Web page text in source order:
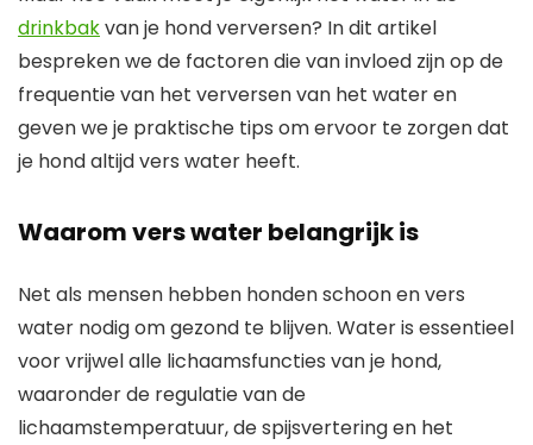
drinkbakvan je hond verversen? In dit artikel
bespreken we de factoren die van invloed zijn op de
frequentie van het verversen van het water en
geven we je praktische tips om ervoor te zorgen dat
je hond altijd vers water heeft.
Waarom vers water belangrijk is
Net als mensen hebben honden schoon en vers
water nodig om gezond te blijven. Water is essentieel
voor vrijwel alle lichaamsfuncties van je hond,
waaronder de regulatie van de
lichaamstemperatuur, de spijsvertering en het